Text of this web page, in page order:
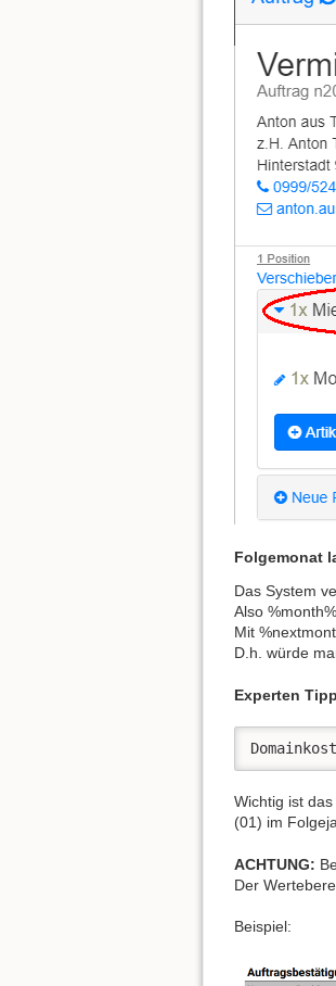
Folgemonat
Das System
Also
Mit
D.h. würde
Experten
Wichtig ist
(01) im
ACHTUNG:
Der
Beispiel: